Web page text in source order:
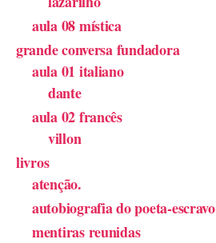
aula 08 mística
grande conversa fundadora
aula 01 italiano
dante
aula 02 francês
villon
livros
atenção.
autobiografia do poeta-escravo
mentiras reunidas